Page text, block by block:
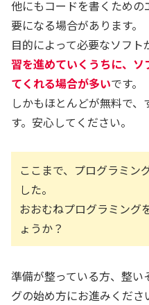
他にもコードを書くため
要になる場合があります。
目的によって必要なソフト
習を進めていくうちに、
てくれる場合が多いです。
しかもほとんどが無料で
す。安心してください。
ここまで、プログラミン
した。
おおむねプログラミング
ょうか？
準備が整っている方、整
グの始め方にお進みくださ